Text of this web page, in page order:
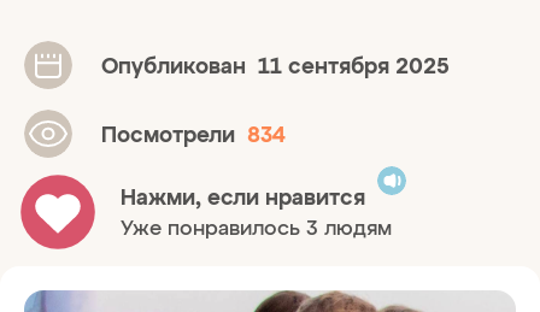
Опубликован 11 сентября 2025
Посмотрели 834
Нажми, если нравится
Уже понравилось 3 людям